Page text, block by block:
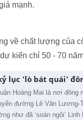
mạnh.
về chất lượng của
kiến chỉ 50 - 70
lục 'lò bát quái'
Hoàng Mai là nơi
đường Lê Văn
như đã ‘soán ngôi’ Linh